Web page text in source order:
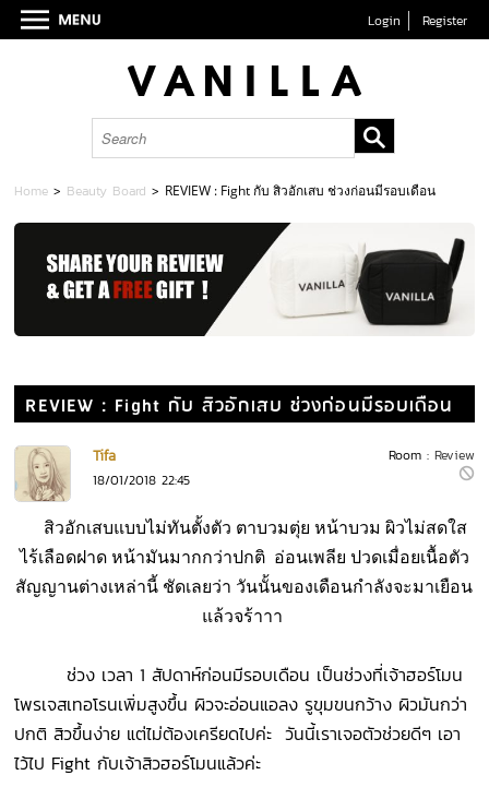
Login Register
Home > Beauty Board > REVIEW : Fight กับ สิวอักเสบ ช่วงก่อนมีรอบเดือน
REVIEW : Fight กับ สิวอักเสบ ช่วงก่อนมีรอบเดือน
Room : Review
Tifa
18/01/2018 22:45
สิวอักเสบแบบไม่ทันตั้งตัว ตาบวมตุ่ย หน้าบวม ผิวไม่สดใส
ไร้เลือดฝาด หน้ามันมากกว่าปกติ อ่อนเพลีย ปวดเมื่อยเนื้อตัว
สัญญานต่างเหล่านี้ ชัดเลยว่า วันนั้นของเดือนกำลังจะมาเยือน
แล้วจร้าาา
ช่วง เวลา 1 สัปดาห์ก่อนมีรอบเดือน เป็นช่วงที่เจ้าฮอร์โมน
โพรเจสเทอโรนเพิ่มสูงขึ้น ผิวจะอ่อนแอลง รูขุมขนกว้าง ผิวมันกว่า
ปกติ สิวขึ้นง่าย แต่ไม่ต้องเครียดไปค่ะ วันนี้เราเจอตัวช่วยดีๆ เอา
ไว้ไป Fight กับเจ้าสิวฮอร์โมนแล้วค่ะ